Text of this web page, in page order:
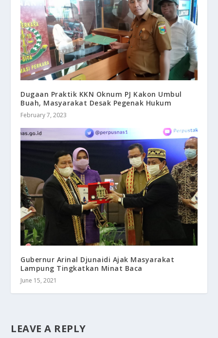
Dugaan Praktik KKN Oknum PJ Kakon Umbul
Buah, Masyarakat Desak Pegenak Hukum
February 7, 2023
Gubernur Arinal Djunaidi Ajak Masyarakat
Lampung Tingkatkan Minat Baca
June 15, 2021
LEAVE A REPLY